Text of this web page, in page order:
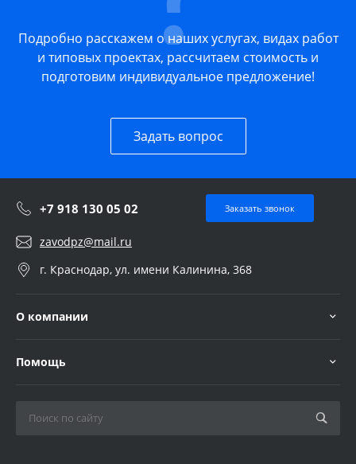
Подробно расскажем о наших услугах, видах работ
и типовых проектах, рассчитаем стоимость и
подготовим индивидуальное предложение!
Задать вопрос
+7 918 130 05 02 Заказать звонок
zavodpz@mail.ru
г. Краснодар, ул. имени Калинина, 368
О компании
Помощь